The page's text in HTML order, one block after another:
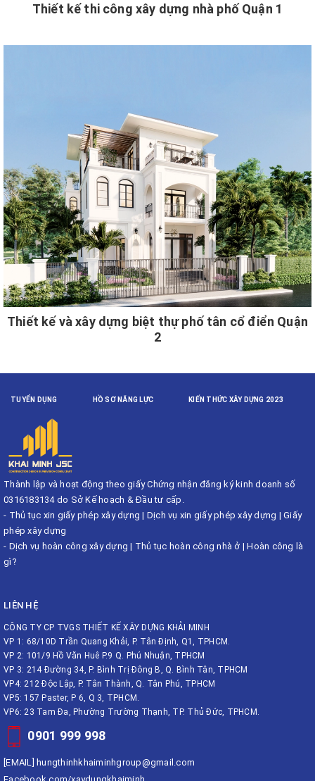
Thiết kế thi công xây dựng nhà phố Quận 1
Thiết kế và xây dựng biệt thự phố tân cổ điển Quận
2
TUYỂN DỤNG HỒ SƠ NĂNG LỰC KIẾN THỨC XÂY DỰNG 2023
Thành lập và hoạt động theo giấy Chứng nhận đăng ký kinh doanh số
0316183134 do Sở Kế hoạch & Đầu tư cấp.
- Thủ tục xin giấy phép xây dựng | Dịch vụ xin giấy phép xây dựng | Giấy
phép xây dựng
- Dịch vụ hoàn công xây dựng | Thủ tục hoàn công nhà ở |Hoàn công là
gì?
LIÊN HỆ
CÔNG TY CP TVGS THIẾT KẾ XÂY DỰNG KHẢI MINH
VP 1: 68/10D Trần Quang Khải, P. Tân Định, Q1, TPHCM.
VP 2: 101/9 Hồ Văn Huê P.9 Q. Phú Nhuận, TPHCM
VP 3: 214 Đường 34, P. Bình Trị Đông B, Q. Bình Tân, TPHCM
VP4: 212 Độc Lập, P. Tân Thành, Q. Tân Phú, TPHCM
VP5: 157 Paster, P 6, Q 3, TPHCM.
VP6: 23 Tam Đa, Phường Trường Thạnh, TP. Thủ Đức, TPHCM.
0901 999 998
[EMAIL] hungthinhkhaiminhgroup@gmail.com